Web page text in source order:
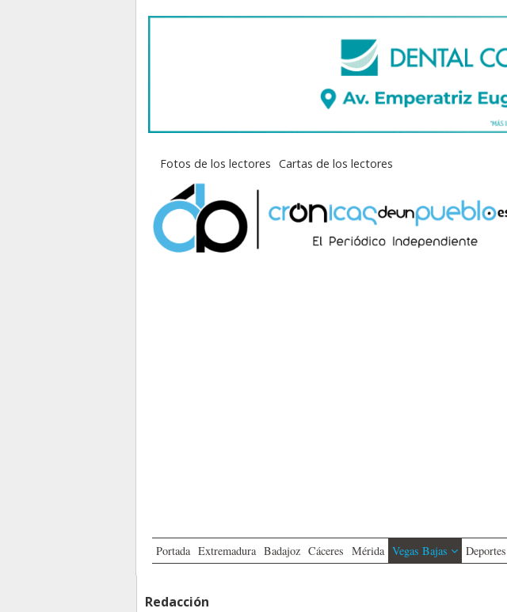
Fotos de los lectores Cartas de los lectores
Portada Extremadura Badajoz Cáceres Mérida Vegas Bajas Deportes
Redacción